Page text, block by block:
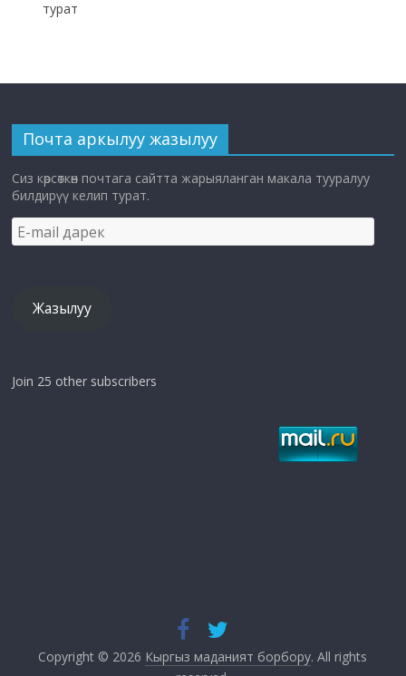
турат
Почта аркылуу жазылуу
Сиз көрсөткөн почтага сайтта жарыяланган макала тууралуу
билдирүү келип турат.
E-
mail
Жазылуу
Join 25 other subscribers
Copyright © 2026 Кыргыз маданият борбору. All rights